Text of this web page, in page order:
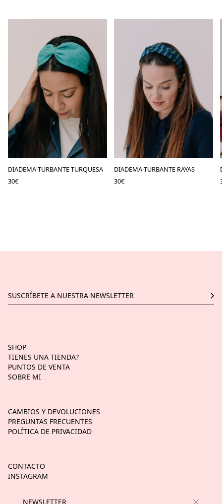
NEWSLETTER
DIADEMA-TURBANTE TURQUESA
30€
DIADEMA-TURBANTE RAYAS
30€
SHOP
TIENES UNA TIENDA?
PUNTOS DE VENTA
SOBRE MI
CAMBIOS Y DEVOLUCIONES
PREGUNTAS FRECUENTES
POLÍTICA DE PRIVACIDAD
CONTACTO
INSTAGRAM